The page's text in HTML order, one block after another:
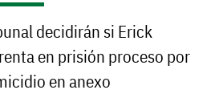
decidirán si Erick
en prisión proceso por
en anexo